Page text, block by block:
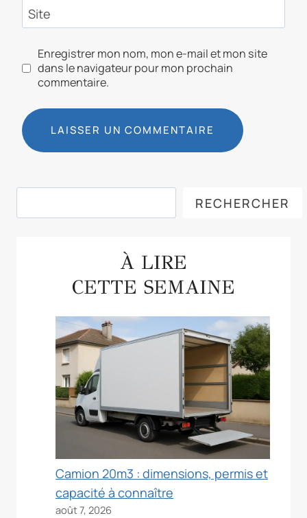
Site
Enregistrer mon nom, mon e-mail et mon site
dans le navigateur pour mon prochain
commentaire.
RECHERCHER
À LIRE
CETTE SEMAINE
Camion 20m3 : dimensions, permis et
capacité à connaître
août 7, 2026